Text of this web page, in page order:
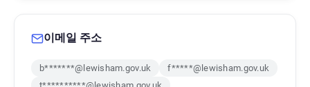
이메일 주소
b*******@lewisham.gov.uk
f*****@lewisham.gov.uk